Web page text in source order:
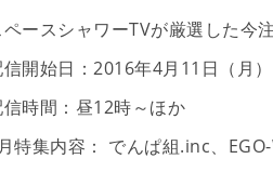
ペースシャワーTVが厳選した今
信開始日：2016年4月11日（月）
信時間：昼12時～ほか
特集内容： でんぱ組.inc、